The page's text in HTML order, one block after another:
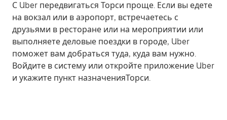
С Uber передвигаться Торси проще. Если вы едете
на вокзал или в аэропорт, встречаетесь с
друзьями в ресторане или на мероприятии или
выполняете деловые поездки в городе, Uber
поможет вам добраться туда, куда вам нужно.
Войдите в систему или откройте приложение Uber
и укажите пункт назначенияТорси.